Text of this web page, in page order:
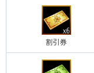
割引券